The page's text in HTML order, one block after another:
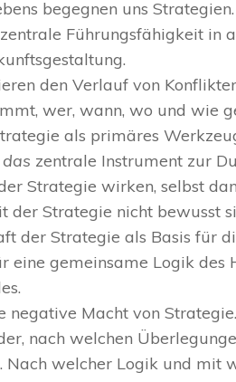
begegnen uns Strategien.
Führungsfähigkeit in
den Verlauf von
wer, wann, wo und wie
als primäres
das zentrale Instrument zur
Strategie wirken, selbst
der Strategie nicht bewusst
der Strategie als Basis für
eine gemeinsame Logik
negative Macht von Strategie.
nach welchen
welcher Logik und mit